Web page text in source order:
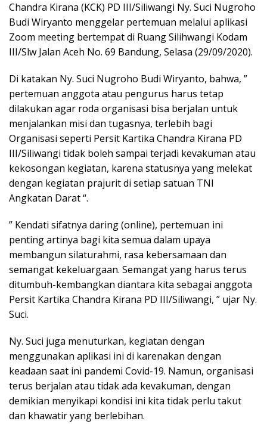
Chandra Kirana (KCK) PD III/Siliwangi Ny. Suci Nugroho
Budi Wiryanto menggelar pertemuan melalui aplikasi
Zoom meeting bertempat di Ruang Silihwangi Kodam
III/Slw Jalan Aceh No. 69 Bandung, Selasa (29/09/2020).
Di katakan Ny. Suci Nugroho Budi Wiryanto, bahwa, ”
pertemuan anggota atau pengurus harus tetap
dilakukan agar roda organisasi bisa berjalan untuk
menjalankan misi dan tugasnya, terlebih bagi
Organisasi seperti Persit Kartika Chandra Kirana PD
III/Siliwangi tidak boleh sampai terjadi kevakuman atau
kekosongan kegiatan, karena statusnya yang melekat
dengan kegiatan prajurit di setiap satuan TNI
Angkatan Darat “.
” Kendati sifatnya daring (online), pertemuan ini
penting artinya bagi kita semua dalam upaya
membangun silaturahmi, rasa kebersamaan dan
semangat kekeluargaan. Semangat yang harus terus
ditumbuh-kembangkan diantara kita sebagai anggota
Persit Kartika Chandra Kirana PD III/Siliwangi, ” ujar Ny.
Suci.
Ny. Suci juga menuturkan, kegiatan dengan
menggunakan aplikasi ini di karenakan dengan
keadaan saat ini pandemi Covid-19. Namun, organisasi
terus berjalan atau tidak ada kevakuman, dengan
demikian menyikapi kondisi ini kita tidak perlu takut
dan khawatir yang berlebihan.